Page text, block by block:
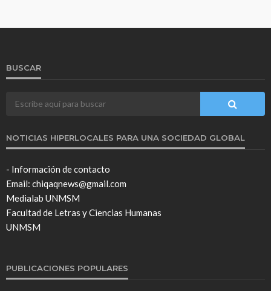
BUSCAR
NOTICIAS HIPERLOCALES PARA UNA SOCIEDAD GLOBAL
- Información de contacto
Email: chiqaqnews@gmail.com
Medialab UNMSM
Facultad de Letras y Ciencias Humanas
UNMSM
PUBLICACIONES POPULARES